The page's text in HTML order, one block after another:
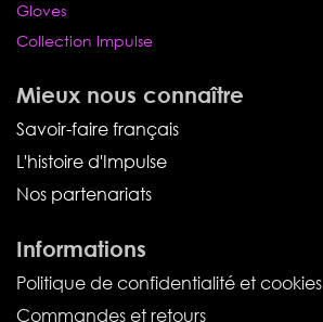
Gloves
Collection Impulse
Mieux nous connaître
Savoir-faire français
L'histoire d'Impulse
Nos partenariats
Informations
Politique de confidentialité et cookies
Commandes et retours